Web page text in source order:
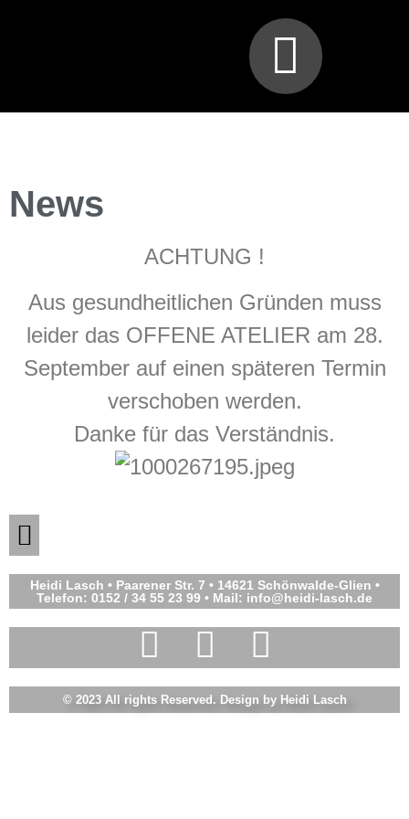
News
ACHTUNG !
Aus gesundheitlichen Gründen muss
leider das OFFENE ATELIER am 28.
September auf einen späteren Termin
verschoben werden.
Danke für das Verständnis.
Heidi Lasch • Paarener Str. 7 • 14621 Schönwalde-Glien •
Telefon: 0152 / 34 55 23 99 • Mail: info@heidi-lasch.de
© 2023 All rights Reserved. Design by Heidi Lasch